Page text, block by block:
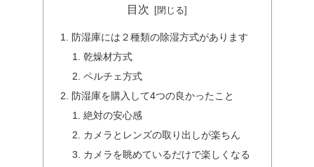
目次
防湿庫には２種類の除湿方式があります
乾燥材方式
ペルチェ方式
防湿庫を購入して4つの良かったこと
絶対の安心感
カメラとレンズの取り出しが楽ちん
カメラを眺めているだけで楽しくなる